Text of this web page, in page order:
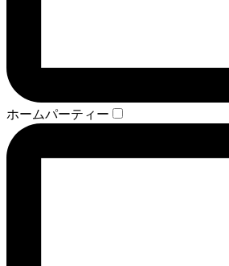
ホームパーティー